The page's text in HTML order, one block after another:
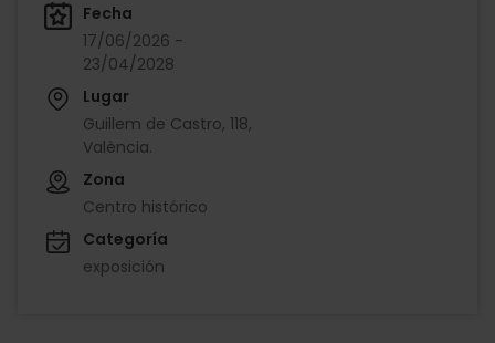
Fecha
17/06/2026 -
23/04/2028
Lugar
Guillem de Castro, 118,
València.
Zona
Centro histórico
Categoría
exposición